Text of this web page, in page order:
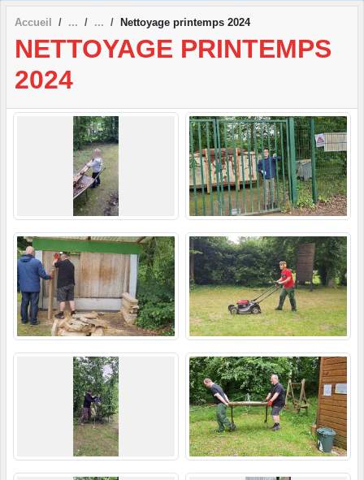
Accueil Nettoyage printemps 2024
NETTOYAGE PRINTEMPS
2024